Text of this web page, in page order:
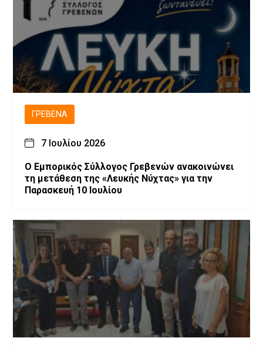
ΓΡΕΒΕΝΆ
7 Ιουλίου 2026
Ο Εμπορικός Σύλλογος Γρεβενών ανακοινώνει
τη μετάθεση της «Λευκής Νύχτας» για την
Παρασκευή 10 Ιουλίου